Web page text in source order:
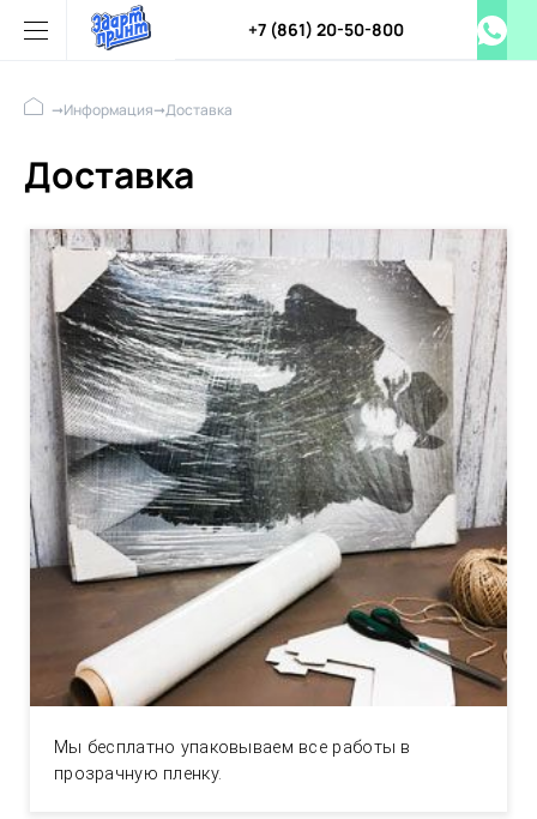
+7 (861) 20-50-800
➞Информация➞Доставка
Доставка
Мы бесплатно упаковываем все работы в
прозрачную пленку.